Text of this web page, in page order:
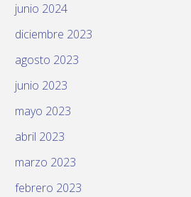
junio 2024
diciembre 2023
agosto 2023
junio 2023
mayo 2023
abril 2023
marzo 2023
febrero 2023